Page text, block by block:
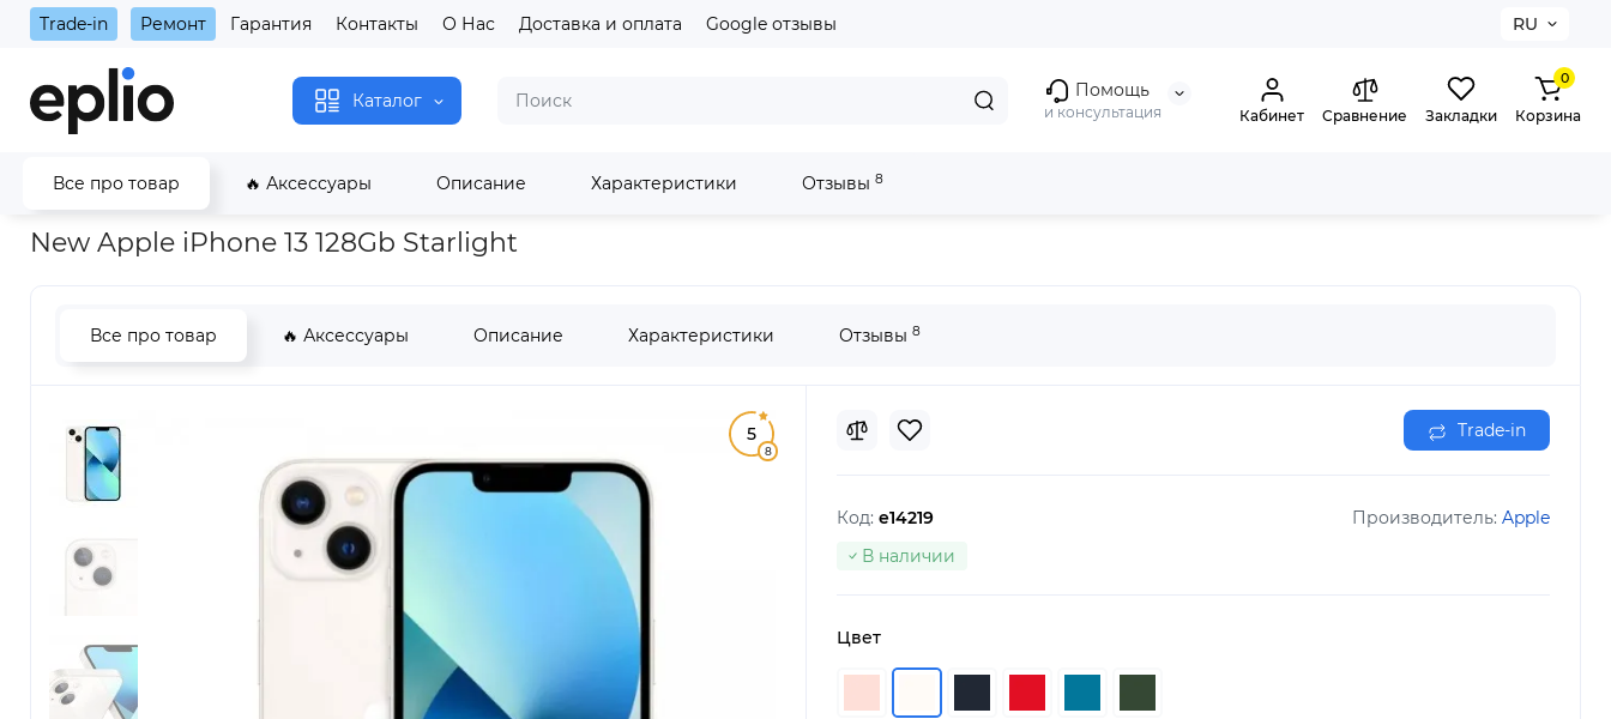
Trade-in Ремонт Гарантия Контакты О Нас Доставка и оплата Google отзывы RU
Каталог Помощь
и консультация Кабинет Сравнение Закладки
0
Корзина
Все про товар 🔥 Аксессуары Описание Характеристики Отзывы 8
Главная iPhone iPhone 13 New Apple iPhone 13 128Gb Starlight
New Apple iPhone 13 128Gb Starlight
Все про товар 🔥 Аксессуары Описание Характеристики Отзывы 8
5
8
Trade-in
Код: e14219 Производитель: Apple
В наличии
Цвет